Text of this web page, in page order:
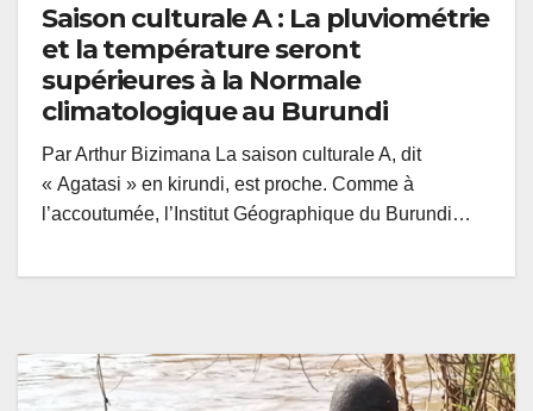
Saison culturale A : La pluviométrie
et la température seront
supérieures à la Normale
climatologique au Burundi
Par Arthur Bizimana La saison culturale A, dit
« Agatasi » en kirundi, est proche. Comme à
l’accoutumée, l’Institut Géographique du Burundi…